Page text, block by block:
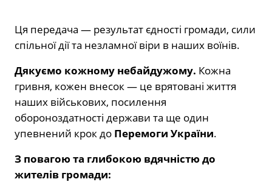
Ця передача — результат єдності громади, сили
спільної дії та незламної віри в наших воїнів.
Дякуємо кожному небайдужому. Кожна
гривня, кожен внесок — це врятовані життя
наших військових, посилення
обороноздатності держави та ще один
упевнений крок до Перемоги України.
З повагою та глибокою вдячністю до
жителів громади: